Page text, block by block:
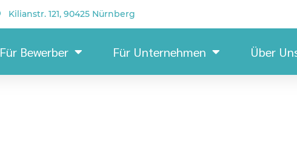
Kilianstr. 121, 90425 Nürnberg
Für Bewerber Für Unternehmen Über